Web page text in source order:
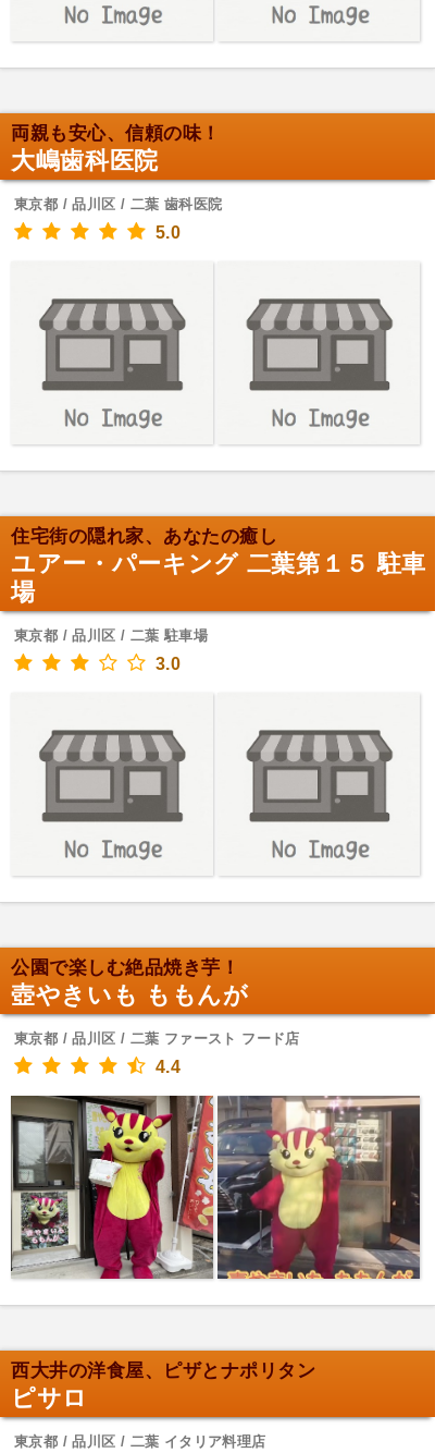
両親も安心、信頼の味！
大嶋歯科医院
東京都 / 品川区 / 二葉 歯科医院
5.0
住宅街の隠れ家、あなたの癒し
ユアー・パーキング 二葉第１５ 駐車
場
東京都 / 品川区 / 二葉 駐車場
3.0
公園で楽しむ絶品焼き芋！
壺やきいも ももんが
東京都 / 品川区 / 二葉 ファースト フード店
4.4
西大井の洋食屋、ピザとナポリタン
ピサロ
東京都 / 品川区 / 二葉 イタリア料理店